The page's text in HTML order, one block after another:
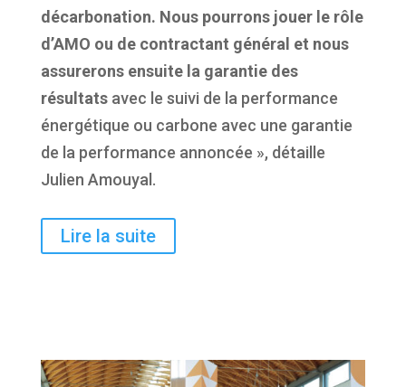
décarbonation. Nous pourrons jouer le rôle
d’AMO ou de contractant général et nous
assurerons ensuite la garantie des
résultats avec le suivi de la performance
énergétique ou carbone avec une garantie
de la performance annoncée », détaille
Julien Amouyal.
Lire la suite